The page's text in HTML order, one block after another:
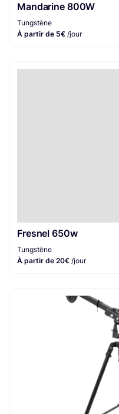
Mandarine 800W
Tungstène
À partir de 5€ /jour
Fresnel 650w
Tungstène
À partir de 20€ /jour